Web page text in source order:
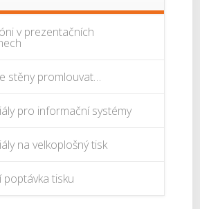
v prezentačních
stěny promlouvat…
pro informační systémy
na velkoplošný tisk
poptávka tisku